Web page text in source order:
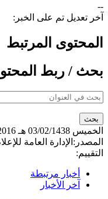
--
آخر تعديل تم على الخبر:
المحتوى المرتبط
بحث / ربط
الخميس 03/02/1438 هـ
03/
المصدر: الإدارة العامة
التقييم:
أخبار مرتبطة
آخر الأخبار